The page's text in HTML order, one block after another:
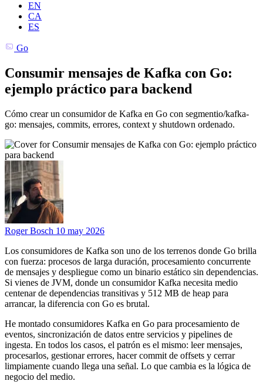
EN
CA
ES
Go
Consumir mensajes de Kafka con Go:
ejemplo práctico para backend
Cómo crear un consumidor de Kafka en Go con segmentio/kafka-
go: mensajes, commits, errores, context y shutdown ordenado.
Roger Bosch 10 may 2026
Los consumidores de Kafka son uno de los terrenos donde Go brilla
con fuerza: procesos de larga duración, procesamiento concurrente
de mensajes y despliegue como un binario estático sin dependencias.
Si vienes de JVM, donde un consumidor Kafka necesita medio
centenar de dependencias transitivas y 512 MB de heap para
arrancar, la diferencia con Go es brutal.
He montado consumidores Kafka en Go para procesamiento de
eventos, sincronización de datos entre servicios y pipelines de
ingesta. En todos los casos, el patrón es el mismo: leer mensajes,
procesarlos, gestionar errores, hacer commit de offsets y cerrar
limpiamente cuando llega una señal. Lo que cambia es la lógica de
negocio del medio.